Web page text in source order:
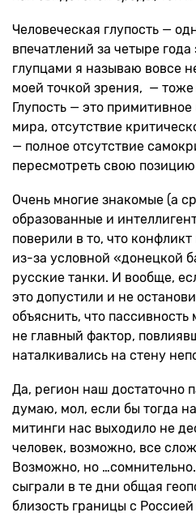
Человеческая глупость —
впечатлений за четыре года
глупцами я называю вовсе
моей точкой зрения, — тоже
Глупость — это
мира, отсутствие
— полное отсутствие
пересмотреть свою
Очень многие знакомые (а
образованные и
поверили в то, что
из-за условной «донецкой
русские танки. И вообще,
это допустили и не
объяснить, что
не главный фактор,
наталкивались на стену
Да, регион наш достаточно
думаю, мол, если бы тогда
митинги нас выходило не
человек, возможно, все
Возможно, но
сыграли в те дни общая
близость границы с